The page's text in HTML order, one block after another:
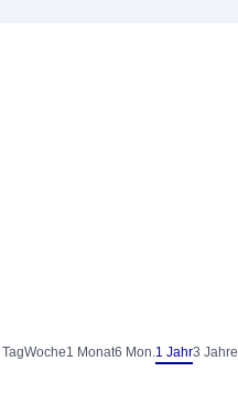
TagWoche1 Monat6 Mon.1 Jahr3 Jahre